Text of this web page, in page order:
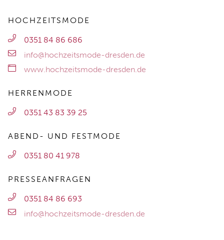
HOCHZEITSMODE
0351 84 86 686
info@hochzeitsmode-dresden.de
www.hochzeitsmode-dresden.de
HERRENMODE
0351 43 83 39 25
ABEND- UND FESTMODE
0351 80 41 978
PRESSEANFRAGEN
0351 84 86 693
info@hochzeitsmode-dresden.de